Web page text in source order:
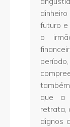
futuro e
o
que a
retrata,
dignos